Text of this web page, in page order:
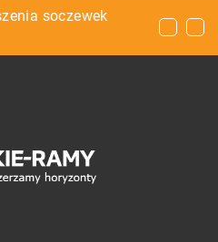
maszyn?
soczewek
znajdziesz w